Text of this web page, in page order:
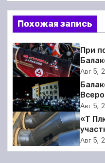
в
и
г
а
ц
и
я
п
Похожая запись
При
клуб
базу
Авг 5,
кино»
Авг 5,
«Т
Авг 5,